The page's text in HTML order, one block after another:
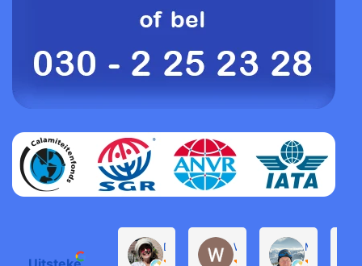
Daphne de GrootWillem Groenendijk
Michel